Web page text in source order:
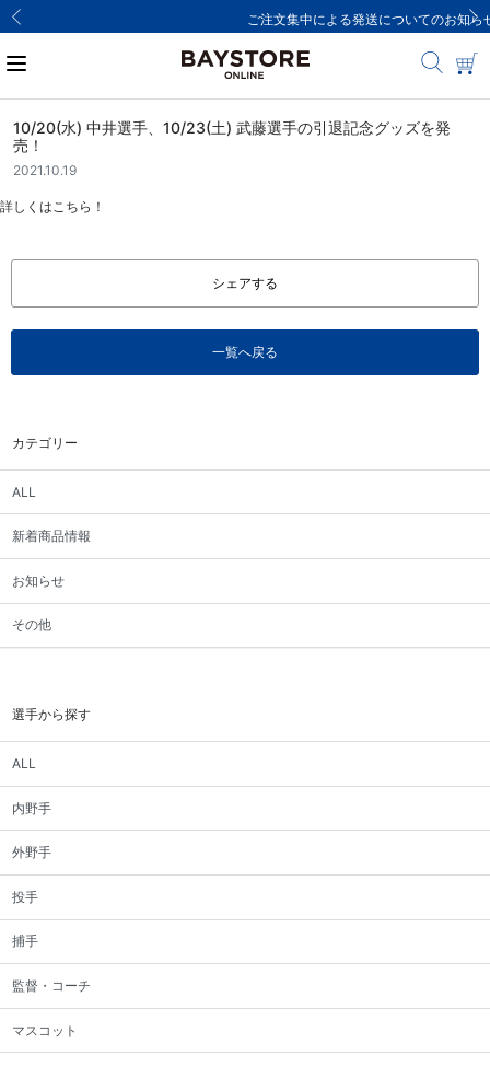
ご注文集中による発送についてのお知らせ
カテゴリー
ALL
新着商品情報
お知らせ
その他
選手から探す
ALL
内野手
外野手
投手
捕手
監督・コーチ
マスコット
10/20(水) 中井選手、10/23(土) 武藤選手の引退記念グッズを発
売！
2021.10.19
詳しくはこちら！
シェアする
一覧へ戻る